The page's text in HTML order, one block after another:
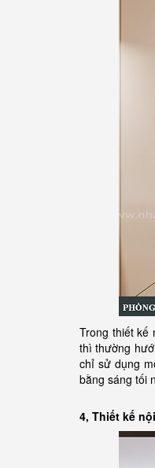
Trong thiết kế
thì thường
chỉ sử dụng
bằng sáng tối
4, Thiết kế